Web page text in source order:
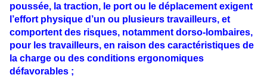
poussée, la traction, le port ou le déplacement exigent
l’effort physique d’un ou plusieurs travailleurs, et
comportent des risques, notamment dorso-lombaires,
pour les travailleurs, en raison des caractéristiques de
la charge ou des conditions ergonomiques
défavorables ;